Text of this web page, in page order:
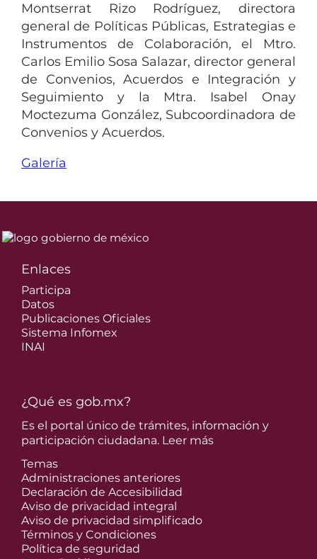
Montserrat Rizo Rodríguez, directora
general de Políticas Públicas, Estrategias e
Instrumentos de Colaboración, el Mtro.
Carlos Emilio Sosa Salazar, director general
de Convenios, Acuerdos e Integración y
Seguimiento y la Mtra. Isabel Onay
Moctezuma González, Subcoordinadora de
Convenios y Acuerdos.
Galería
Enlaces
Participa
Datos
Publicaciones Oficiales
Sistema Infomex
INAI
¿Qué es gob.mx?
Es el portal único de trámites, información y
participación ciudadana. Leer más
Temas
Administraciones anteriores
Declaración de Accesibilidad
Aviso de privacidad integral
Aviso de privacidad simplificado
Términos y Condiciones
Política de seguridad